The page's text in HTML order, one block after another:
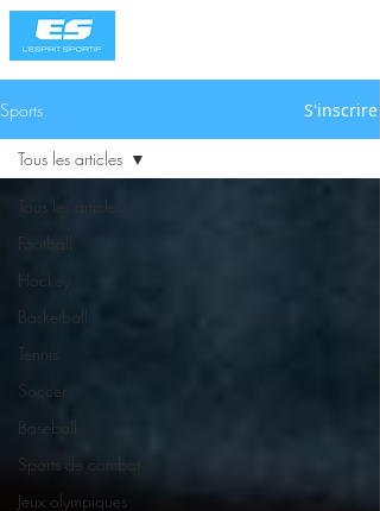
Sports S'inscrire
Tous les articles
Football
Hockey
Basketball
Tennis
Soccer
Baseball
Sports de combat
Jeux olympiques
Tous les articles